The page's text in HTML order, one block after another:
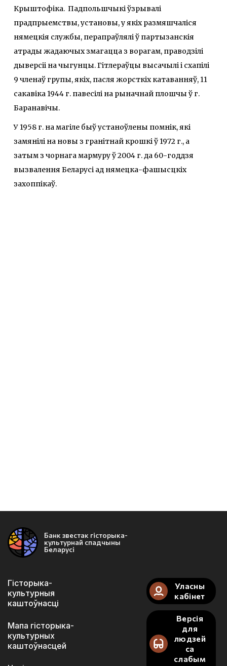
Крыштофіка. Падпольшчыкі ўзрывалі
прадпрыемствы, установы, у якіх размяшчаліся
нямецкія службы, перапраўлялі ў партызанскія
атрады жадаючых змагацца з ворагам, праводзілі
дыверсіі на чыгунцы. Гітлераўцы высачылі і схапілі
9 членаў групы, якіх, пасля жорсткіх катаванняў, 11
сакавіка 1944 г. павесілі на рыначнай плошчы ў г.
Баранавічы.
У 1958 г. на магіле быў устаноўлены помнік, які
замянілі на новы з гранітнай крошкі ў 1972 г., а
затым з чорнага мармуру ў 2004 г. да 60-годдзя
вызвалення Беларусі ад нямецка-фашысцкіх
захоппікаў.
Банк звестак гісторыка-
культурнай спадчыны
Беларусі
Гісторыка-
культурныя
каштоўнасці
Мапа гісторыка-
культурных
каштоўнасцей
Уласны
кабінет
Версія
для
людзей
са
слабым